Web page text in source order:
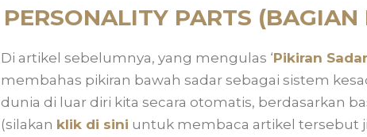
PERSONALITY PARTS
Di artikel sebelumnya, yang mengulas ‘Pikiran
membahas pikiran bawah sadar sebagai sistem
dunia di luar diri kita secara otomatis, berdasarkan
(silakan klik di sini untuk membaca artikel tersebut